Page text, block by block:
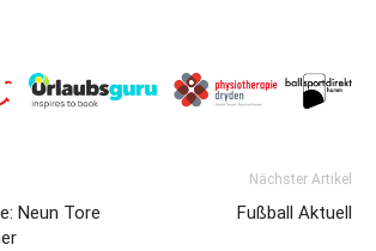
Neun Tore
Nächster Artikel
Fußball Aktuell